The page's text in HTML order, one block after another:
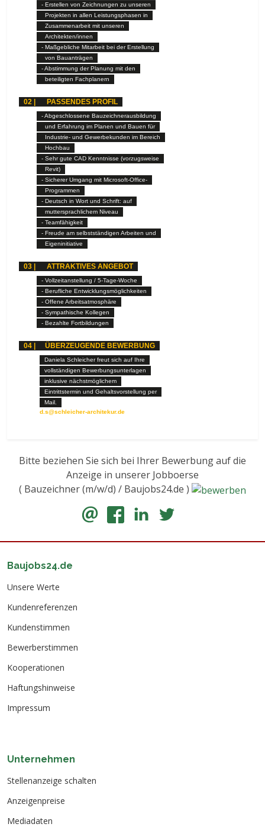
- Erstellen von Zeichnungen zu unseren
Projekten in allen Leistungsphasen in
Zusammenarbeit mit unseren
Architekten/innen
- Maßgebliche Mitarbeit bei der Erstellung
von Bauanträgen
- Abstimmung der Planung mit den
beteiligten Fachplanern
02 | PASSENDES PROFIL
- Abgeschlossene Bauzeichnerausbildung
und Erfahrung im Planen und Bauen für
Industrie- und Gewerbekunden im Bereich
Hochbau
- Sehr gute CAD Kenntnisse (vorzugsweise
Revit)
- Sicherer Umgang mit Microsoft-Office-
Programmen
- Deutsch in Wort und Schrift: auf
muttersprachlichem Niveau
- Teamfähigkeit
- Freude am selbstständigen Arbeiten und
Eigeninitiative
03 | ATTRAKTIVES ANGEBOT
- Vollzeitanstellung / 5-Tage-Woche
- Berufliche Entwicklungsmöglichkeiten
- Offene Arbeitsatmosphäre
- Sympathische Kollegen
- Bezahlte Fortbildungen
04 | ÜBERZEUGENDE BEWERBUNG
Daniela Schleicher freut sich auf Ihre
vollständigen Bewerbungsunterlagen
inklusive nächstmöglichem
Eintrittstermin und Gehaltsvorstellung per
Mail.
d.s@schleicher-architekur.de
Bitte beziehen Sie sich bei Ihrer Bewerbung auf die
Anzeige in unserer Jobboerse
( Bauzeichner (m/w/d) / Baujobs24.de )
Baujobs24.de
Unsere Werte
Kundenreferenzen
Kundenstimmen
Bewerberstimmen
Kooperationen
Haftungshinweise
Impressum
Unternehmen
Stellenanzeige schalten
Anzeigenpreise
Mediadaten